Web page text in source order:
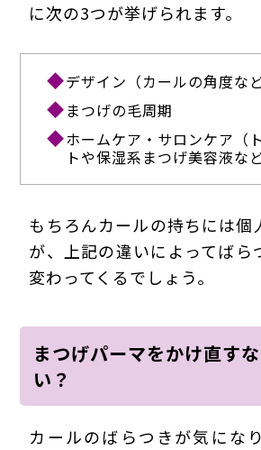
に次の3つが挙げられます。
デザイン（カールの角度など
まつげの毛周期
ホームケア・サロンケア（
トや保湿系まつげ美容液など
もちろんカールの持ちには個
が、上記の違いによってばら
変わってくるでしょう。
まつげパーマをかけ直す
い？
カールのばらつきが気にな